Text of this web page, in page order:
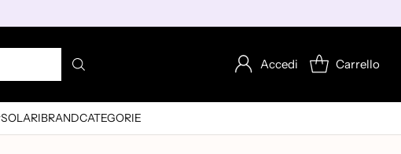
Accedi Carrello
SOLARIBRANDCATEGORIE